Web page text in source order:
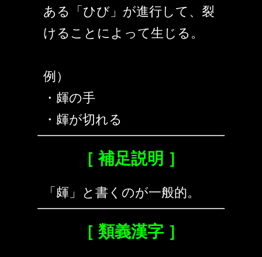
ある「ひび」が進行して、裂
けることによって生じる。
例）
・皹の手
・皹が切れる
［ 補足説明 ］
「皹」と書くのが一般的。
［ 類義漢字 ］